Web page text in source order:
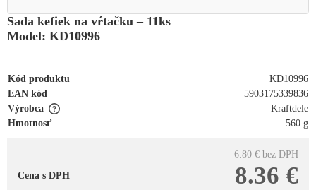
Sada kefiek na vŕtačku – 11ks
Model: KD10996
Kód produktu
KD10996
EAN kód
5903175339836
Výrobca
Kraftdele
Hmotnosť
560 g
6.80 € bez DPH
8.36 €
Cena s DPH